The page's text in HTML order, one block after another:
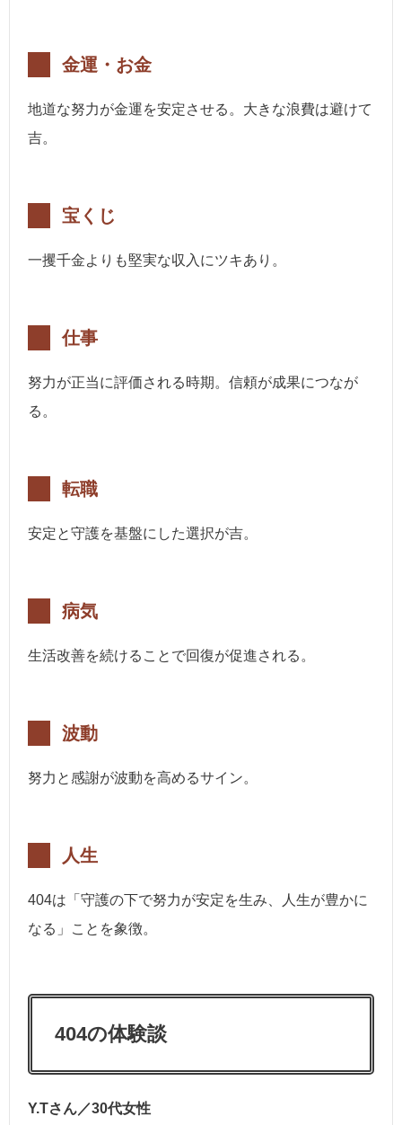
金運・お金
地道な努力が金運を安定させる。大きな浪費は避けて
吉。
宝くじ
一攫千金よりも堅実な収入にツキあり。
仕事
努力が正当に評価される時期。信頼が成果につなが
る。
転職
安定と守護を基盤にした選択が吉。
病気
生活改善を続けることで回復が促進される。
波動
努力と感謝が波動を高めるサイン。
人生
404は「守護の下で努力が安定を生み、人生が豊かに
なる」ことを象徴。
404の体験談
Y.Tさん／30代女性